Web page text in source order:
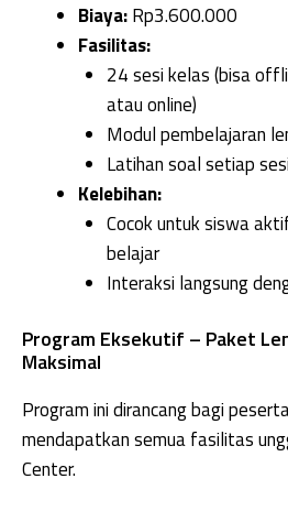
Biaya:Rp3.600.000
Fasilitas:
24 sesi kelas (bisa
atau online)
Modul pembelajaran
Latihan soal setiap sesi
Kelebihan:
Cocok untuk siswa
belajar
Interaksi langsung
Program Eksekutif – Paket
Maksimal
Program ini dirancang bagi
mendapatkan semua fasilitas
Center.